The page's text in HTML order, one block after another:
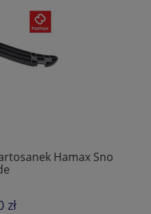
Hamax Sno
zł